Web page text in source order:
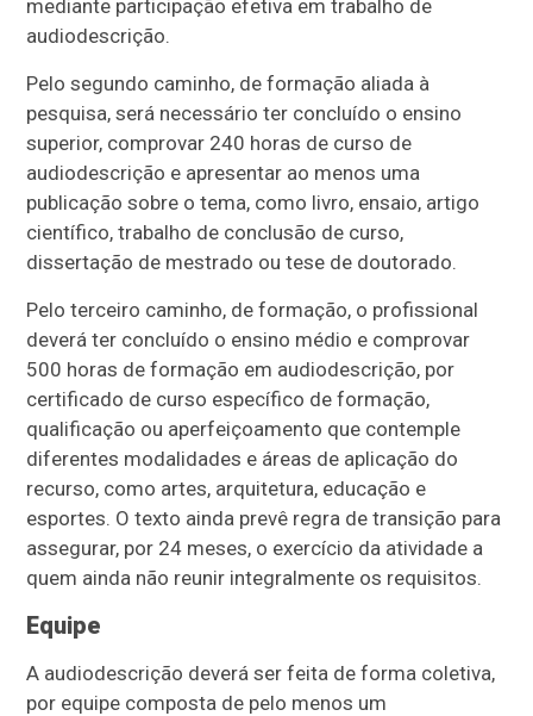
mediante participação efetiva em trabalho de
audiodescrição.
Pelo segundo caminho, de formação aliada à
pesquisa, será necessário ter concluído o ensino
superior, comprovar 240 horas de curso de
audiodescrição e apresentar ao menos uma
publicação sobre o tema, como livro, ensaio, artigo
científico, trabalho de conclusão de curso,
dissertação de mestrado ou tese de doutorado.
Pelo terceiro caminho, de formação, o profissional
deverá ter concluído o ensino médio e comprovar
500 horas de formação em audiodescrição, por
certificado de curso específico de formação,
qualificação ou aperfeiçoamento que contemple
diferentes modalidades e áreas de aplicação do
recurso, como artes, arquitetura, educação e
esportes. O texto ainda prevê regra de transição para
assegurar, por 24 meses, o exercício da atividade a
quem ainda não reunir integralmente os requisitos.
Equipe
A audiodescrição deverá ser feita de forma coletiva,
por equipe composta de pelo menos um